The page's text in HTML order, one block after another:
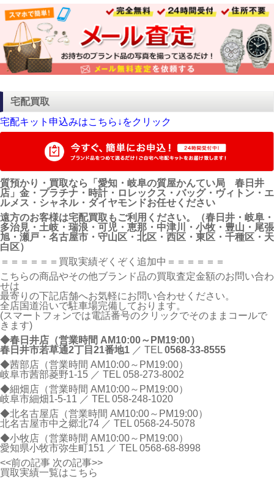
宅配買取
宅配キット申込みはこちら↓をクリック
質預かり・買取なら「愛知・岐阜の質屋かんてい局 春日井
店」金・プラチナ・時計・ロレックス・バッグ・ヴィトン・エ
ルメス・シャネル・ダイヤモンドお任せください
遠方のお客様は宅配買取もご利用ください。（春日井・岐阜・
多治見・土岐・瑞浪・可児・恵那・中津川・小牧・豊山・尾張
旭・瀬戸・名古屋市・守山区・北区・西区・東区・千種区・天
白区）
＝＝＝＝＝＝買取実績ぞくぞく追加中＝＝＝＝＝＝
こちらの商品やその他ブランド品の買取査定金額のお問い合わ
せは
最寄りの下記店舗へお気軽にお問い合わせください。
全店国道沿いで駐車場完備しております。
(スマートフォンでは電話番号のクリックでそのままコールで
きます)
◆春日井店（営業時間 AM10:00～PM19:00）
春日井市若草通2丁目21番地1 ／ TEL0568-33-8555
◆茜部店（営業時間 AM10:00～PM19:00）
岐阜市茜部菱野1-15 ／ TEL058-273-8002
◆細畑店（営業時間 AM10:00～PM19:00）
岐阜市細畑1-5-11 ／ TEL058-248-1020
◆北名古屋店（営業時間 AM10:00～PM19:00）
北名古屋市中之郷北74 ／ TEL0568-24-5078
◆小牧店（営業時間 AM10:00～PM19:00）
愛知県小牧市弥生町151 ／ TEL0568-68-8998
<<前の記事 次の記事>>
買取実績一覧はこちら